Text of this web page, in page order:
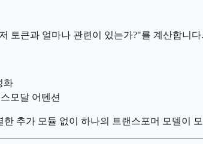
토큰과 얼마나 관련이 있는가?"를 계산합니다.
화
모달 어텐션
추가 모듈 없이 하나의 트랜스포머 모델이